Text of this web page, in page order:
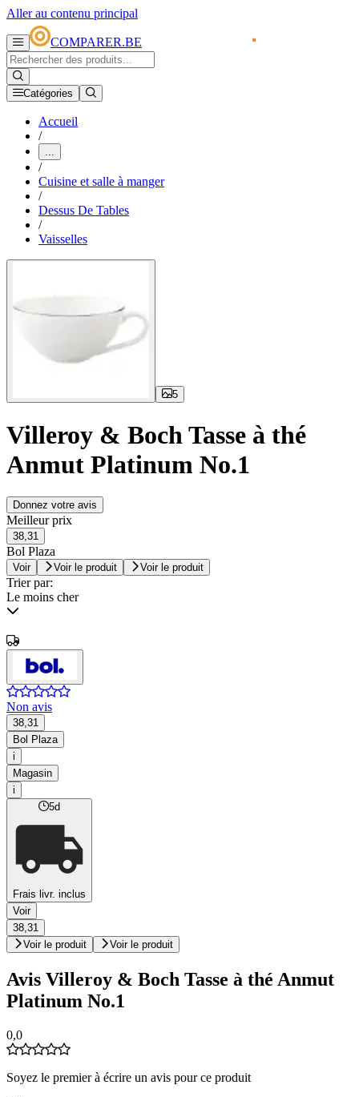
Aller au contenu principal
COMPARER.BE
Catégories
Accueil
/
...
/
Cuisine et salle à manger
/
Dessus De Tables
/
Vaisselles
5
Villeroy & Boch Tasse à thé
Anmut Platinum No.1
Donnez votre avis
Meilleur prix
38,31
Bol Plaza
Voir Voir le produit Voir le produit
Trier par:
Le moins cher
Non avis
38,31
Bol Plaza
i
Magasin
i
5d
Frais livr. inclus
Voir
38,31
Voir le produit
Voir le produit
Avis Villeroy & Boch Tasse à thé Anmut
Platinum No.1
0,0
Soyez le premier à écrire un avis pour ce produit